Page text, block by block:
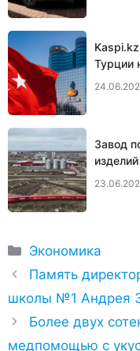
Турции
Завод
Рубрики
Экономика
Память
школы №1 Андрея
Более двух
медпомощью с